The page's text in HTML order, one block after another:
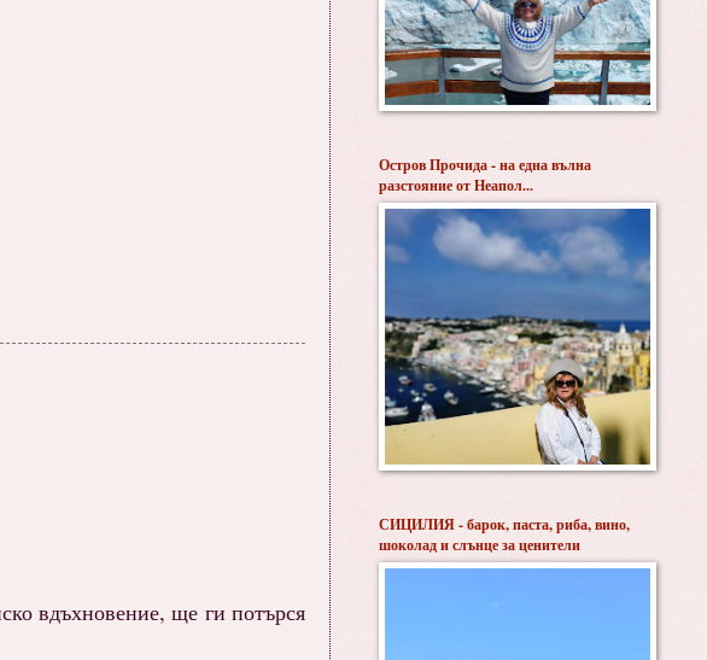
вдъхновение, ще ги потърся
Остров Прочида - на една вълна
разстояние от Неапол...
СИЦИЛИЯ - барок, паста, риба, вино,
шоколад и слънце за ценители